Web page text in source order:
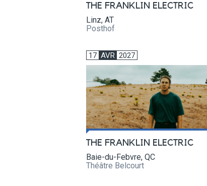
THE FRANKLIN ELECTRIC
Linz, AT
Posthof
17 AVR 2027
THE FRANKLIN ELECTRIC
Baie-du-Febvre, QC
Théâtre Belcourt